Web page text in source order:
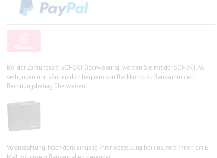
Bei der Zahlungsart "SOFORT Überweisung" werden Sie mit der SOFORT AG
verbunden und können dort bequem von Bankkonto zu Bankkonto den
Rechnungsbetrag überweisen.
Vorauszahlung: Nach dem Eingang Ihrer Bestellung bei uns, wird Ihnen ein E-